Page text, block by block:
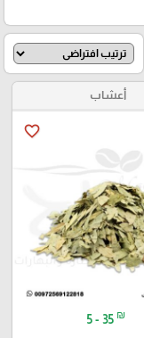
أعشاب
favorite_border
5 - 35 ₪